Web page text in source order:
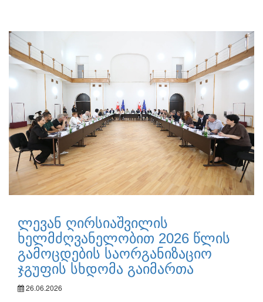
ლევან ღირსიაშვილის
ხელმძღვანელობით 2026 წლის
გამოცდების საორგანიზაციო
ჯგუფის სხდომა გაიმართა
26.06.2026